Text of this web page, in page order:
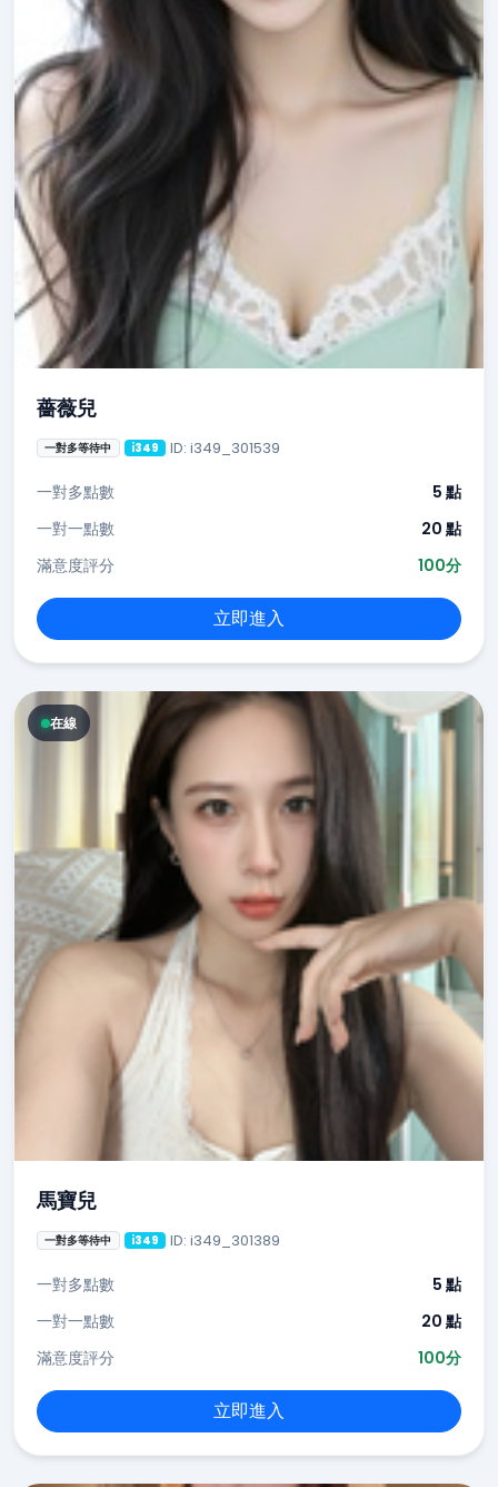
薔薇兒
一對多等待中 i349 ID: i349_301539
一對多點數
5 點
一對一點數
20 點
滿意度評分
100分
立即進入
在線
馬寶兒
一對多等待中 i349 ID: i349_301389
一對多點數
5 點
一對一點數
20 點
滿意度評分
100分
立即進入